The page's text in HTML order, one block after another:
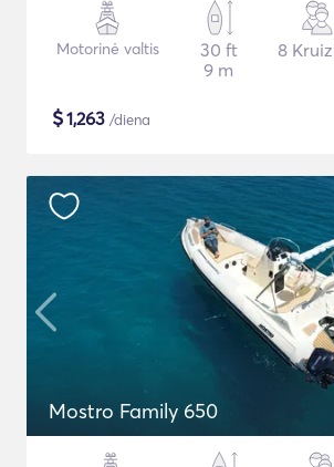
Motorinė valtis
30 ft
9 m
8
$1,263 /diena
Mostro Family 650